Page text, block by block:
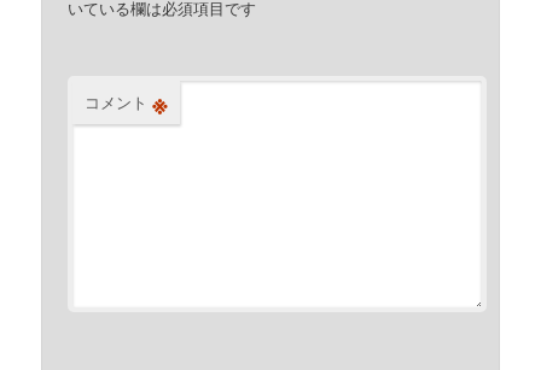
いている欄は必須項目です
コメント ※